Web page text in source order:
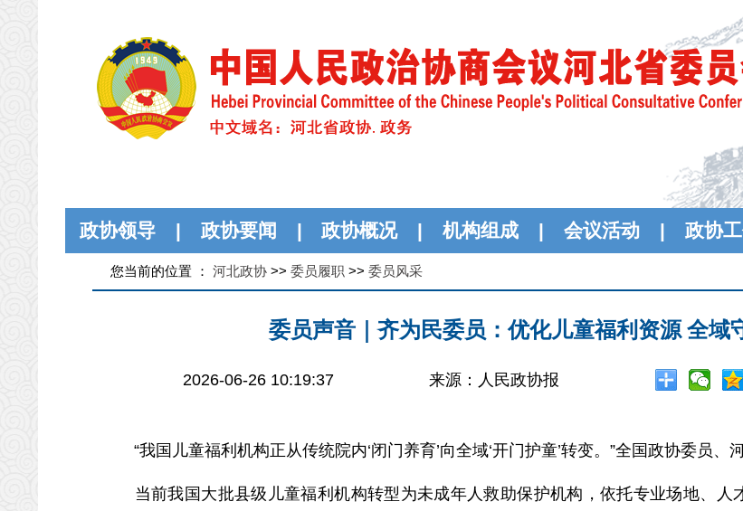
政协领导 | 政协要闻 | 政协概况 | 机构组成 | 会议活动 | 政协
您当前的位置 ： 河北政协 >> 委员履职 >> 委员风采
委员声音｜齐为民委员：优化儿童福利资源 全域
2026-06-26 10:19:37 来源：人民政协报
“我国儿童福利机构正从传统院内‘闭门养育’向全域‘开门护童’转变。”全国政协委员、
当前我国大批县级儿童福利机构转型为未成年人救助保护机构，依托专业场地、人